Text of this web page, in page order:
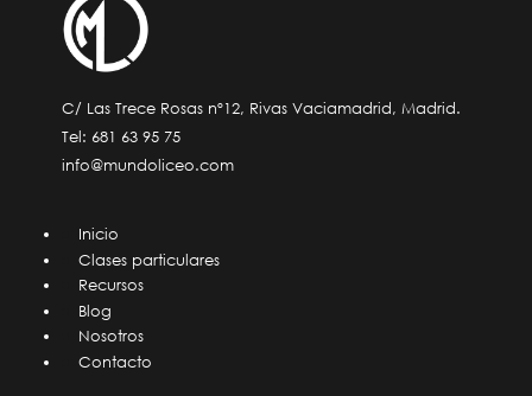
C/ Las Trece Rosas nº12, Rivas Vaciamadrid, Madrid.
Tel: 681 63 95 75
info@mundoliceo.com
Inicio
Clases particulares
Recursos
Blog
Nosotros
Contacto